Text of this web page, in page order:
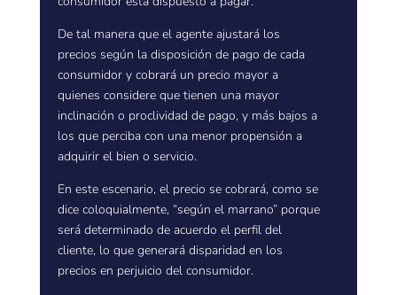
De tal manera que el agente ajustará los
precios según la disposición de pago de cada
consumidor y cobrará un precio mayor a
quienes considere que tienen una mayor
inclinación o proclividad de pago, y más bajos a
los que perciba con una menor propensión a
adquirir el bien o servicio.
En este escenario, el precio se cobrará, como se
dice coloquialmente, “según el marrano” porque
será determinado de acuerdo el perfil del
cliente, lo que generará disparidad en los
precios en perjuicio del consumidor.